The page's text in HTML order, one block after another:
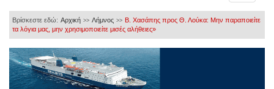
Βρίσκεστε εδώ: Αρχική >> Λήμνος >> Β. Χασάπης προς Θ. Λούκα: Μην παραποιείτε
τα λόγια μας, μην χρησιμοποιείτε μισές αλήθειες»